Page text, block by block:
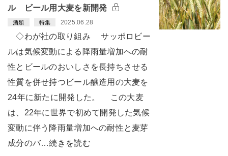
ル ビール用大麦を新開発
酒類 特集 2025.06.28
◇わが社の取り組み サッポロビー
ルは気候変動による降雨量増加への耐
性とビールのおいしさを長持ちさせる
性質を併せ持つビール醸造用の大麦を
24年に新たに開発した。 この大麦
は、22年に世界で初めて開発した気候
変動に伴う降雨量増加への耐性と麦芽
成分のバ…続きを読む